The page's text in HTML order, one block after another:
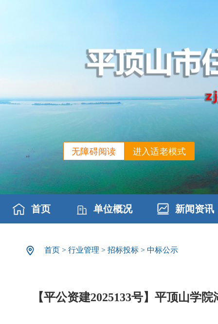
进入适老模式
无障碍阅读
首页 单位概况 新闻资讯
首页 > 行业管理 > 招标投标 > 中标公示
【平公资建2025133号】平顶山学